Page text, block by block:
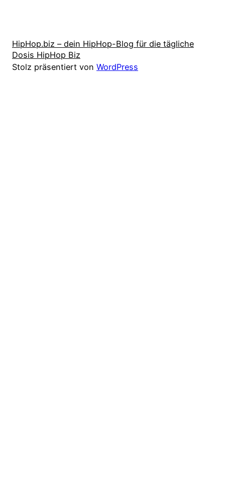
HipHop.biz – dein HipHop-Blog für die tägliche
Dosis HipHop Biz
Stolz präsentiert von WordPress